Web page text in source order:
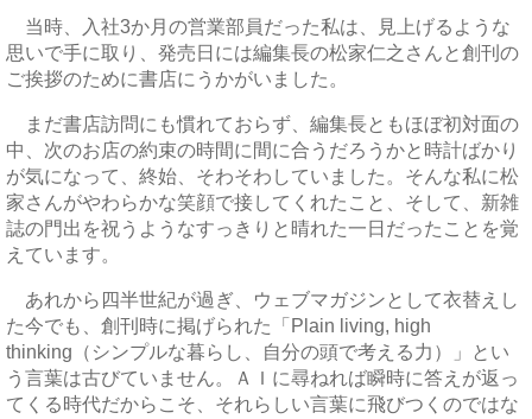
当時、入社3か月の営業部員だった私は、見上げるような
思いで手に取り、発売日には編集長の松家仁之さんと創刊の
ご挨拶のために書店にうかがいました。
まだ書店訪問にも慣れておらず、編集長ともほぼ初対面の
中、次のお店の約束の時間に間に合うだろうかと時計ばかり
が気になって、終始、そわそわしていました。そんな私に松
家さんがやわらかな笑顔で接してくれたこと、そして、新雑
誌の門出を祝うようなすっきりと晴れた一日だったことを覚
えています。
あれから四半世紀が過ぎ、ウェブマガジンとして衣替えし
た今でも、創刊時に掲げられた「Plain living, high
thinking（シンプルな暮らし、自分の頭で考える力）」とい
う言葉は古びていません。ＡＩに尋ねれば瞬時に答えが返っ
てくる時代だからこそ、それらしい言葉に飛びつくのではな